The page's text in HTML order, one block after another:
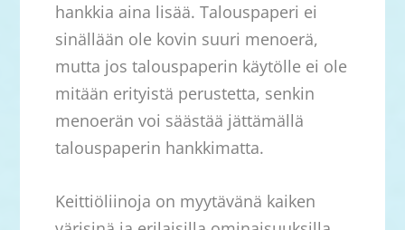
hankkia aina lisää. Talouspaperi ei
sinällään ole kovin suuri menoerä,
mutta jos talouspaperin käytölle ei ole
mitään erityistä perustetta, senkin
menoerän voi säästää jättämällä
talouspaperin hankkimatta.
Keittiöliinoja on myytävänä kaiken